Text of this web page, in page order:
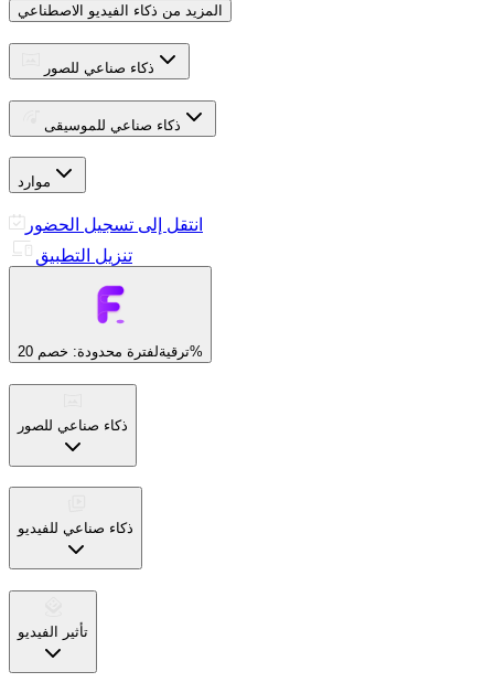
المزيد من ذكاء الفيديو الاصطناعي
ذكاء صناعي للصور
ذكاء صناعي للموسيقى
موارد
انتقل إلى تسجيل الحضور
تنزيل التطبيق
ترقيةلفترة محدودة: خصم 20%
ذكاء صناعي للصور
ذكاء صناعي للفيديو
تأثير الفيديو